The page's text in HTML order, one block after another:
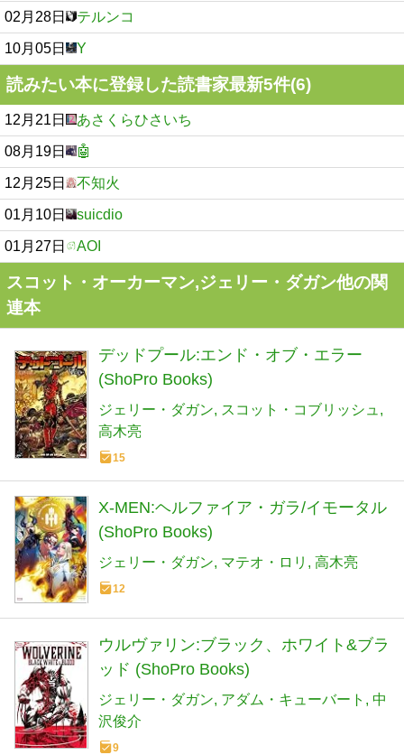
02月28日 テルンコ
10月05日 Y
読みたい本に登録した読書家最新5件(6)
12月21日 あさくらひさいち
08月19日 🤖
12月25日 不知火
01月10日 suicdio
01月27日 AOI
スコット・オーカーマン,ジェリー・ダガン他の関
連本
デッドプール:エンド・オブ・エラー
(ShoPro Books)
ジェリー・ダガン
スコット・コブリッシュ
高木亮
15
X-MEN:ヘルファイア・ガラ/イモータル
(ShoPro Books)
ジェリー・ダガン マテオ・ロリ 高木亮
12
ウルヴァリン:ブラック、ホワイト&ブラ
ッド (ShoPro Books)
ジェリー・ダガン アダム・キューバート
中
沢俊介
9